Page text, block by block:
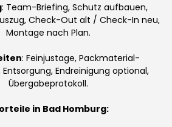
: Team-Briefing, Schutz aufbauen,
Check-Out alt / Check-In neu,
Montage nach Plan.
: Feinjustage, Packmaterial-
Endreinigung optional,
Übergabeprotokoll.
in Bad Homburg: